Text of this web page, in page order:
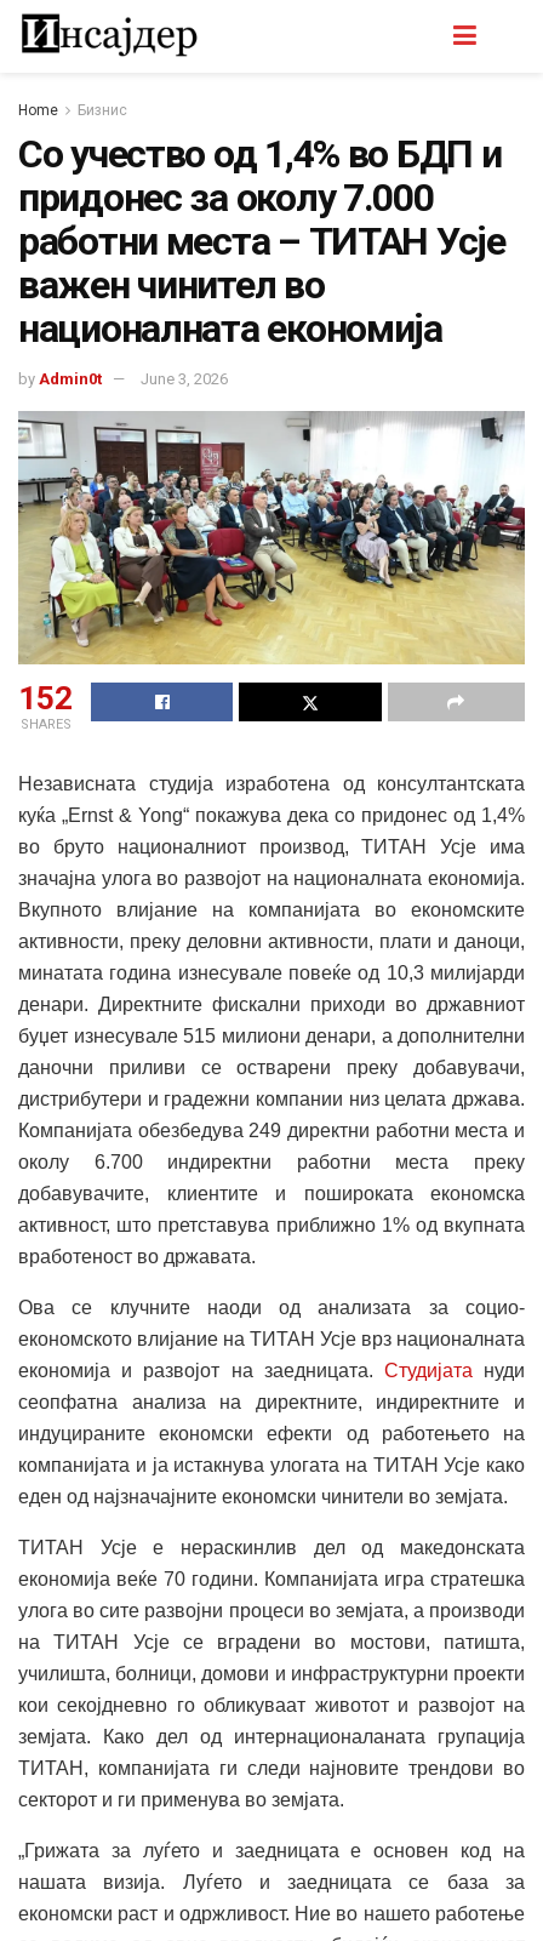
Home Бизнис
Со учество од 1,4% во БДП и
придонес за околу 7.000
работни места – ТИТАН Усје
важен чинител во
националната економија
by Admin0t June 3, 2026
152
SHARES
Независната студија изработена од консултантската
куќа „Ernst & Yong“ покажува дека со придонес од 1,4%
во бруто националниот производ, ТИТАН Усје има
значајна улога во развојот на националната економија.
Вкупното влијание на компанијата во економските
активности, преку деловни активности, плати и даноци,
минатата година изнесувале повеќе од 10,3 милијарди
денари. Директните фискални приходи во државниот
буџет изнесувале 515 милиони денари, а дополнителни
даночни приливи се остварени преку добавувачи,
дистрибутери и градежни компании низ целата држава.
Компанијата обезбедува 249 директни работни места и
околу 6.700 индиректни работни места преку
добавувачите, клиентите и пошироката економска
активност, што претставува приближно 1% од вкупната
вработеност во државата.
Ова се клучните наоди од анализата за социо-
економското влијание на ТИТАН Усје врз националната
економија и развојот на заедницата. Студијата нуди
сеопфатна анализа на директните, индиректните и
индуцираните економски ефекти од работењето на
компанијата и ја истакнува улогата на ТИТАН Усје како
еден од најзначајните економски чинители во земјата.
ТИТАН Усје е нераскинлив дел од македонската
економија веќе 70 години. Компанијата игра стратешка
улога во сите развојни процеси во земјата, а производи
на ТИТАН Усје се вградени во мостови, патишта,
училишта, болници, домови и инфраструктурни проекти
кои секојдневно го обликуваат животот и развојот на
земјата. Како дел од интернационаланата групација
ТИТАН, компанијата ги следи најновите трендови во
секторот и ги применува во земјата.
„Грижата за луѓето и заедницата е основен код на
нашата визија. Луѓето и заедницата се база за
економски раст и одржливост. Ние во нашето работење